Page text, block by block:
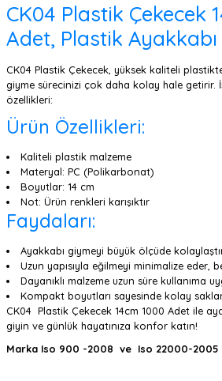
CK04 Plastik Çekecek
Adet, Plastik Ayakkabı
CK04 Plastik Çekecek, yüksek kaliteli
giyme sürecinizi çok daha kolay hale getirir.
özellikleri:
Ürün Özellikleri:
Kaliteli plastik malzeme
Materyal: PC (Polikarbonat)
Boyutlar: 14 cm
Not: Ürün renkleri karışıktır
Faydaları:
Ayakkabı giymeyi büyük ölçüde
Uzun yapısıyla eğilmeyi minimalize eder,
Dayanıklı malzeme uzun süre kullanıma
Kompakt boyutları sayesinde kolay
CK04 Plastik Çekecek 14cm 1000 Adet ile
giyin ve günlük hayatınıza konfor katın!
Marka Iso 900 -2008 ve Iso 22000-2005